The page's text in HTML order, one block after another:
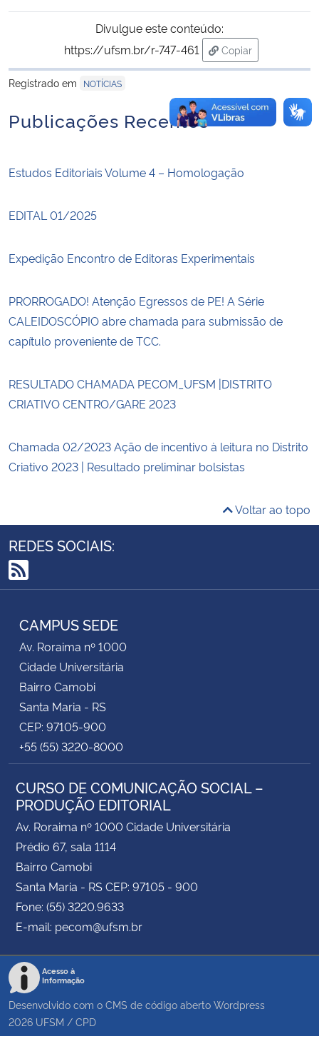
Divulgue este conteúdo:
https://ufsm.br/r-747-461
Copiar
para área de
Registrado em
NOTÍCIAS
Publicações Recentes
Estudos Editoriais Volume 4 – Homologação
EDITAL 01/2025
Expedição Encontro de Editoras Experimentais
PRORROGADO! Atenção Egressos de PE! A Série
CALEIDOSCÓPIO abre chamada para submissão de
capítulo proveniente de TCC.
RESULTADO CHAMADA PECOM_UFSM |DISTRITO
CRIATIVO CENTRO/GARE 2023
Chamada 02/2023 Ação de incentivo à leitura no Distrito
Criativo 2023 | Resultado preliminar bolsistas
Voltar ao topo
REDES SOCIAIS:
RSS
CAMPUS SEDE
Av. Roraima nº 1000
Cidade Universitária
Bairro Camobi
Santa Maria - RS
CEP: 97105-900
+55 (55) 3220-8000
CURSO DE COMUNICAÇÃO SOCIAL –
PRODUÇÃO EDITORIAL
Av. Roraima nº 1000 Cidade Universitária
Prédio 67, sala 1114
Bairro Camobi
Santa Maria - RS CEP: 97105 - 900
Fone: (55) 3220.9633
E-mail: pecom@ufsm.br
Acesso à
Informação
Desenvolvido com o CMS de código aberto Wordpress
2026 UFSM / CPD